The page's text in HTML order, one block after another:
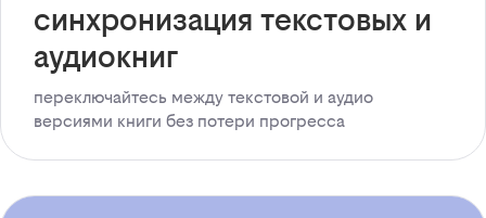
синхронизация текстовых и
аудиокниг
переключайтесь между текстовой и аудио
версиями книги без потери прогресса